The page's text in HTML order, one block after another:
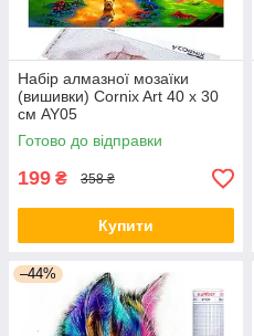
Набір алмазної мозаїки
(вишивки) Cornix Art 40 x 30
см AY05
Готово до відправки
199 ₴ 358 ₴
Купити
–44%